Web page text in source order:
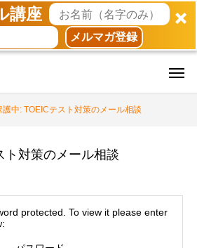
講座
メルマガ登録
護中: TOEICテスト対策のメール相談
ト対策のメール相談
protected. To view it please enter